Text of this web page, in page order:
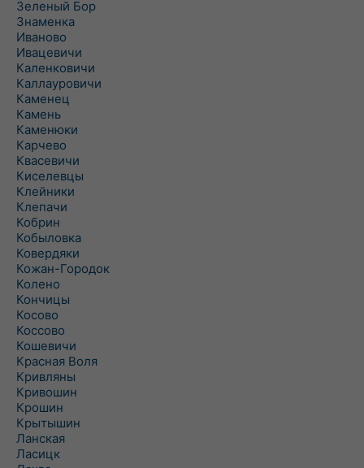
Зеленый Бор
Знаменка
Иваново
Ивацевичи
Каленковичи
Каллауровичи
Каменец
Камень
Каменюки
Карчево
Квасевичи
Киселевцы
Клейники
Клепачи
Кобрин
Кобыловка
Ковердяки
Кожан-Городок
Колено
Кончицы
Косово
Коссово
Кошевичи
Красная Воля
Кривляны
Кривошин
Крошин
Крытышин
Ланская
Ласицк